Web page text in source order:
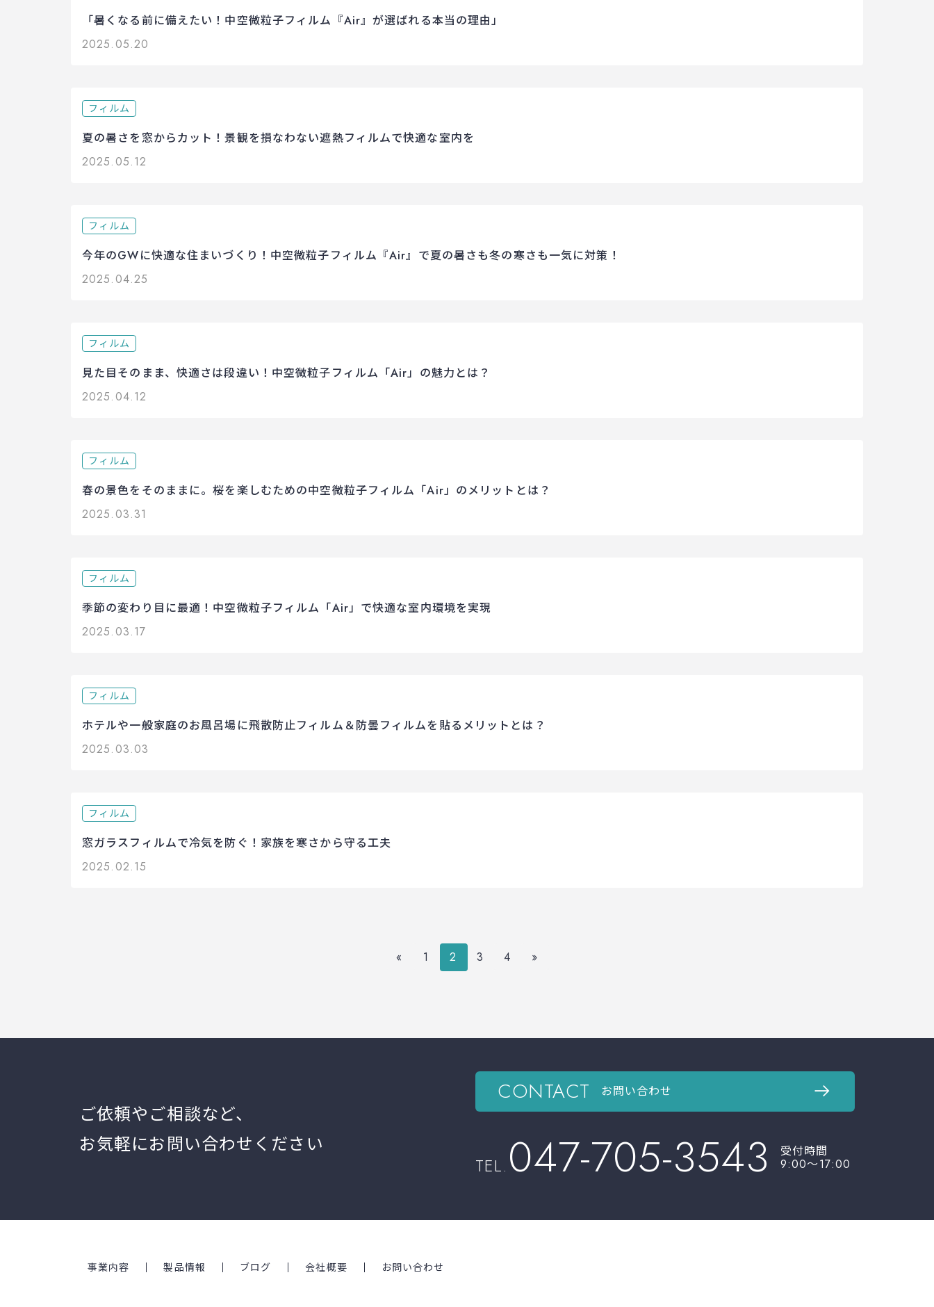
「暑くなる前に備えたい！中空微粒子フィルム『Air』が選ばれる本当の理由」
2025.05.20
フィルム
夏の暑さを窓からカット！景観を損なわない遮熱フィルムで快適な室内を
2025.05.12
フィルム
今年のGWに快適な住まいづくり！中空微粒子フィルム『Air』で夏の暑さも冬の寒さも一気に対策！
2025.04.25
フィルム
見た目そのまま、快適さは段違い！中空微粒子フィルム「Air」の魅力とは？
2025.04.12
フィルム
春の景色をそのままに。桜を楽しむための中空微粒子フィルム「Air」のメリットとは？
2025.03.31
フィルム
季節の変わり目に最適！中空微粒子フィルム「Air」で快適な室内環境を実現
2025.03.17
フィルム
ホテルや一般家庭のお風呂場に飛散防止フィルム＆防曇フィルムを貼るメリットとは？
2025.03.03
フィルム
窓ガラスフィルムで冷気を防ぐ！家族を寒さから守る工夫
2025.02.15
« 1 2 3 4 »
ご依頼やご相談など、
お気軽にお問い合わせください
CONTACT お問い合わせ
TEL. 047-705-3543
受付時間
9:00〜17:00
事業内容 製品情報 ブログ 会社概要 お問い合わせ